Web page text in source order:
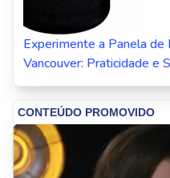
Experimente a Panela de
Vancouver: Praticidade e